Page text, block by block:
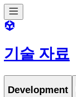
기술 자료
Development